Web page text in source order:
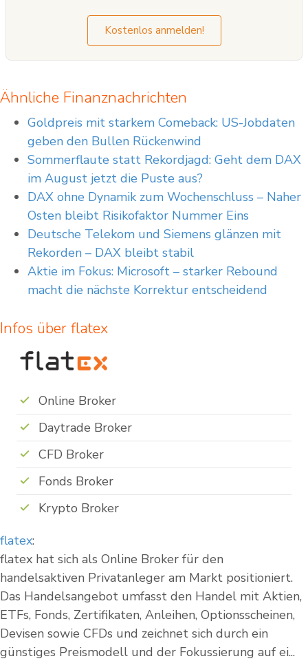
Kostenlos anmelden!
Ähnliche Finanznachrichten
Goldpreis mit starkem Comeback: US-Jobdaten
geben den Bullen Rückenwind
Sommerflaute statt Rekordjagd: Geht dem DAX
im August jetzt die Puste aus?
DAX ohne Dynamik zum Wochenschluss – Naher
Osten bleibt Risikofaktor Nummer Eins
Deutsche Telekom und Siemens glänzen mit
Rekorden – DAX bleibt stabil
Aktie im Fokus: Microsoft – starker Rebound
macht die nächste Korrektur entscheidend
Infos über flatex
Online Broker
Daytrade Broker
CFD Broker
Fonds Broker
Krypto Broker
flatex:
flatex hat sich als Online Broker für den
handelsaktiven Privatanleger am Markt positioniert.
Das Handelsangebot umfasst den Handel mit Aktien,
ETFs, Fonds, Zertifikaten, Anleihen, Optionsscheinen,
Devisen sowie CFDs und zeichnet sich durch ein
günstiges Preismodell und der Fokussierung auf ei...